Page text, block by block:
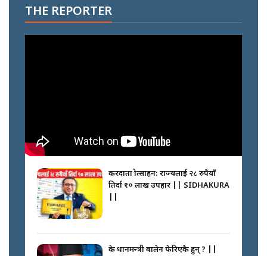
THE REPORTER
करदाता प्रोत्साहन: राज्यलाई २८ रुपैयाँ
तिर्दा १० लाख उपहार || SIDHAKURA
के प्रधानमन्त्री बालेन फेरिएकै हुन् ? ||